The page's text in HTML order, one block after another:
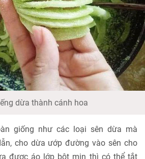
dừa thành cánh hoa
giống như các loại sên dừa mà
cho dừa ướp đường vào sên cho
được áo lớp bột mịn thì có thể tắt